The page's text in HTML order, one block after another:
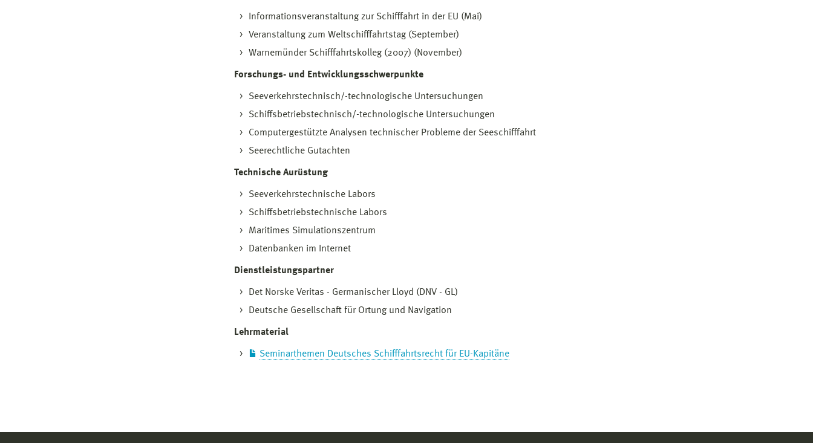
Informationsveranstaltung zur Schifffahrt in der EU (Mai)
Veranstaltung zum Weltschifffahrtstag (September)
Warnemünder Schifffahrtskolleg (2007) (November)
Forschungs- und Entwicklungsschwerpunkte
Seeverkehrstechnisch/-technologische Untersuchungen
Schiffsbetriebstechnisch/-technologische Untersuchungen
Computergestützte Analysen technischer Probleme der Seeschifffahrt
Seerechtliche Gutachten
Technische Aurüstung
Seeverkehrstechnische Labors
Schiffsbetriebstechnische Labors
Maritimes Simulationszentrum
Datenbanken im Internet
Dienstleistungspartner
Det Norske Veritas - Germanischer Lloyd (DNV - GL)
Deutsche Gesellschaft für Ortung und Navigation
Lehrmaterial
Seminarthemen Deutsches Schifffahrtsrecht für EU-Kapitäne